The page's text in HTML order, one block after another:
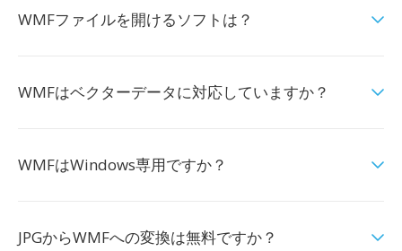
WMFファイルを開けるソフトは？
WMFはベクターデータに対応していますか？
WMFはWindows専用ですか？
JPGからWMFへの変換は無料ですか？